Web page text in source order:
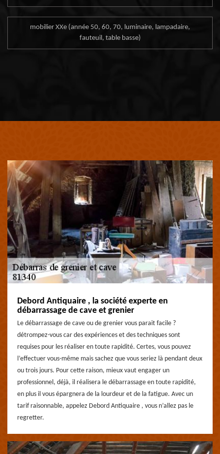
mobilier XXe (année 50, 60, 70, luminaire, lampadaire,
fauteuil, table basse)
Debord Antiquaire , la société experte en
débarrassage de cave et grenier
Le débarrassage de cave ou de grenier vous parait facile ?
détrompez-vous car des expériences et des techniques sont
requises pour les réaliser en toute rapidité. Certes, vous pouvez
l’effectuer vous-même mais sachez que vous seriez là pendant deux
ou trois jours. Pour cette raison, mieux vaut engager un
professionnel, déjà, il réalisera le débarrassage en toute rapidité,
en plus il vous épargnera de la lourdeur et de la fatigue. Avec un
tarif raisonnable, appelez Debord Antiquaire , vous n’allez pas le
regretter.